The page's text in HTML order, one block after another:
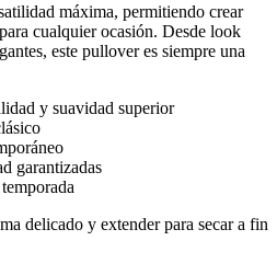
máxima, permitiendo crear
cualquier ocasión. Desde look
este pullover es siempre una
y suavidad superior
garantizadas
delicado y extender para secar a fin